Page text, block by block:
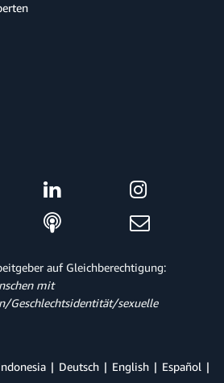
auf Gleichberechtigung:
mit
Geschlechtsidentität/sexuelle
Deutsch English
Español